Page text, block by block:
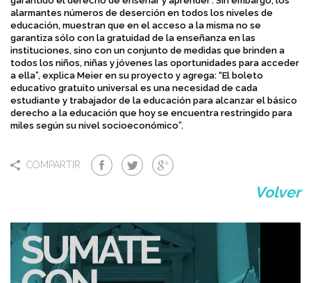
alarmantes números de deserción en todos los niveles de
educación, muestran que en el acceso a la misma no se
garantiza sólo con la gratuidad de la enseñanza en las
instituciones, sino con un conjunto de medidas que brinden a
todos los niños, niñas y jóvenes las oportunidades para acceder
a ella”, explica Meier en su proyecto y agrega: “El boleto
educativo gratuito universal es una necesidad de cada
estudiante y trabajador de la educación para alcanzar el básico
derecho a la educación que hoy se encuentra restringido para
miles según su nivel socioeconómico”.
COMPARTIR
Volver